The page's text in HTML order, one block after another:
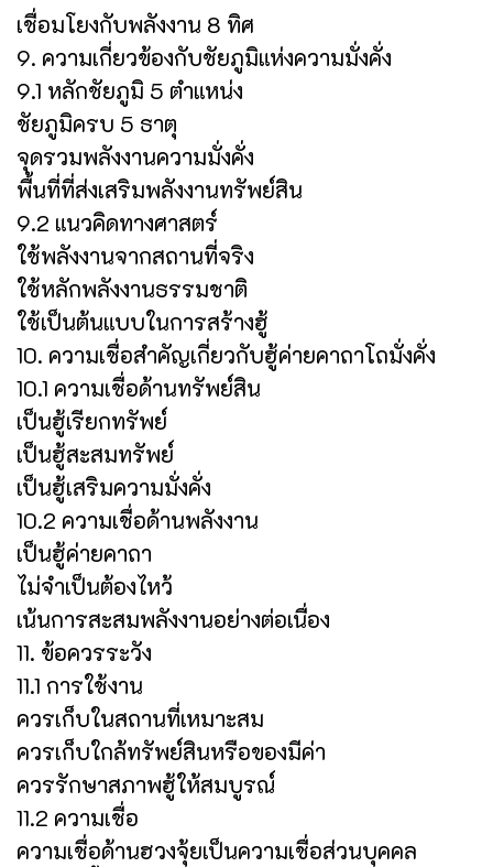
เชื่อมโยงกับพลังงาน 8 ทิศ
9. ความเกี่ยวข้องกับชัยภูมิแห่งความมั่งคั่ง
9.1 หลักชัยภูมิ 5 ตำแหน่ง
ชัยภูมิครบ 5 ธาตุ
จุดรวมพลังงานความมั่งคั่ง
พื้นที่ที่ส่งเสริมพลังงานทรัพย์สิน
9.2 แนวคิดทางศาสตร์
ใช้พลังงานจากสถานที่จริง
ใช้หลักพลังงานธรรมชาติ
ใช้เป็นต้นแบบในการสร้างฮู้
10. ความเชื่อสำคัญเกี่ยวกับฮู้ค่ายคาถาโถมั่งคั่ง
10.1 ความเชื่อด้านทรัพย์สิน
เป็นฮู้เรียกทรัพย์
เป็นฮู้สะสมทรัพย์
เป็นฮู้เสริมความมั่งคั่ง
10.2 ความเชื่อด้านพลังงาน
เป็นฮู้ค่ายคาถา
ไม่จำเป็นต้องไหว้
เน้นการสะสมพลังงานอย่างต่อเนื่อง
11. ข้อควรระวัง
11.1 การใช้งาน
ควรเก็บในสถานที่เหมาะสม
ควรเก็บใกล้ทรัพย์สินหรือของมีค่า
ควรรักษาสภาพฮู้ให้สมบูรณ์
11.2 ความเชื่อ
ความเชื่อด้านฮวงจุ้ยเป็นความเชื่อส่วนบุคคล